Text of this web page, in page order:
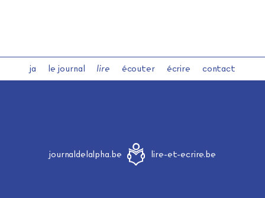
ja le journal lire écouter écrire contact
journaldelalpha.be lire-et-ecrire.be